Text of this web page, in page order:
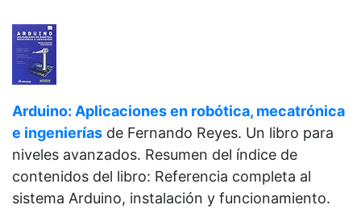
Arduino: Aplicaciones en robótica, mecatrónica
e ingenierías de Fernando Reyes. Un libro para
niveles avanzados. Resumen del índice de
contenidos del libro: Referencia completa al
sistema Arduino, instalación y funcionamiento.